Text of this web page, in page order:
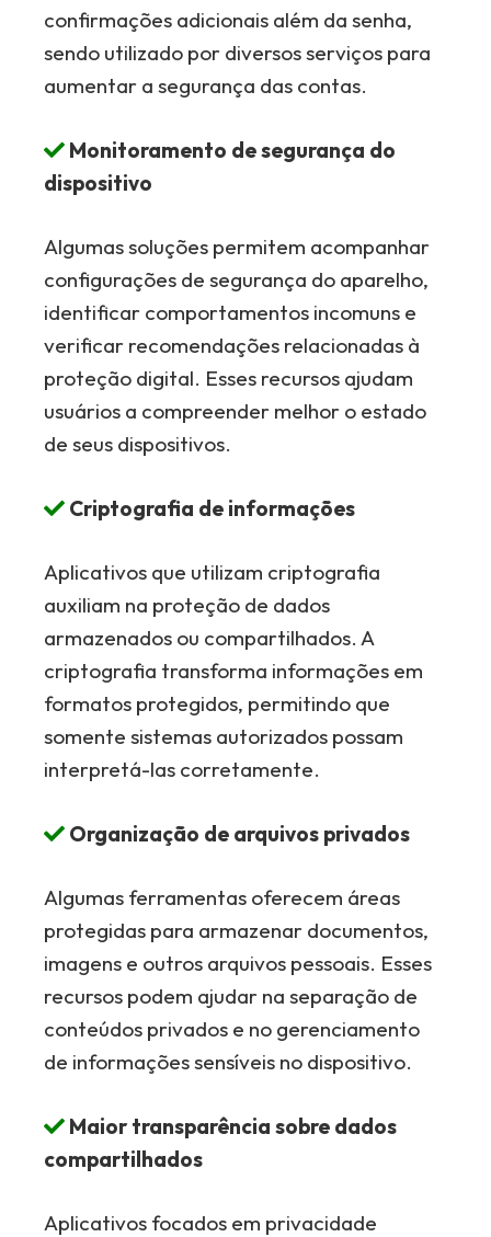
confirmações adicionais além da senha,
sendo utilizado por diversos serviços para
aumentar a segurança das contas.
Monitoramento de segurança do
dispositivo
Algumas soluções permitem acompanhar
configurações de segurança do aparelho,
identificar comportamentos incomuns e
verificar recomendações relacionadas à
proteção digital. Esses recursos ajudam
usuários a compreender melhor o estado
de seus dispositivos.
Criptografia de informações
Aplicativos que utilizam criptografia
auxiliam na proteção de dados
armazenados ou compartilhados. A
criptografia transforma informações em
formatos protegidos, permitindo que
somente sistemas autorizados possam
interpretá-las corretamente.
Organização de arquivos privados
Algumas ferramentas oferecem áreas
protegidas para armazenar documentos,
imagens e outros arquivos pessoais. Esses
recursos podem ajudar na separação de
conteúdos privados e no gerenciamento
de informações sensíveis no dispositivo.
Maior transparência sobre dados
compartilhados
Aplicativos focados em privacidade